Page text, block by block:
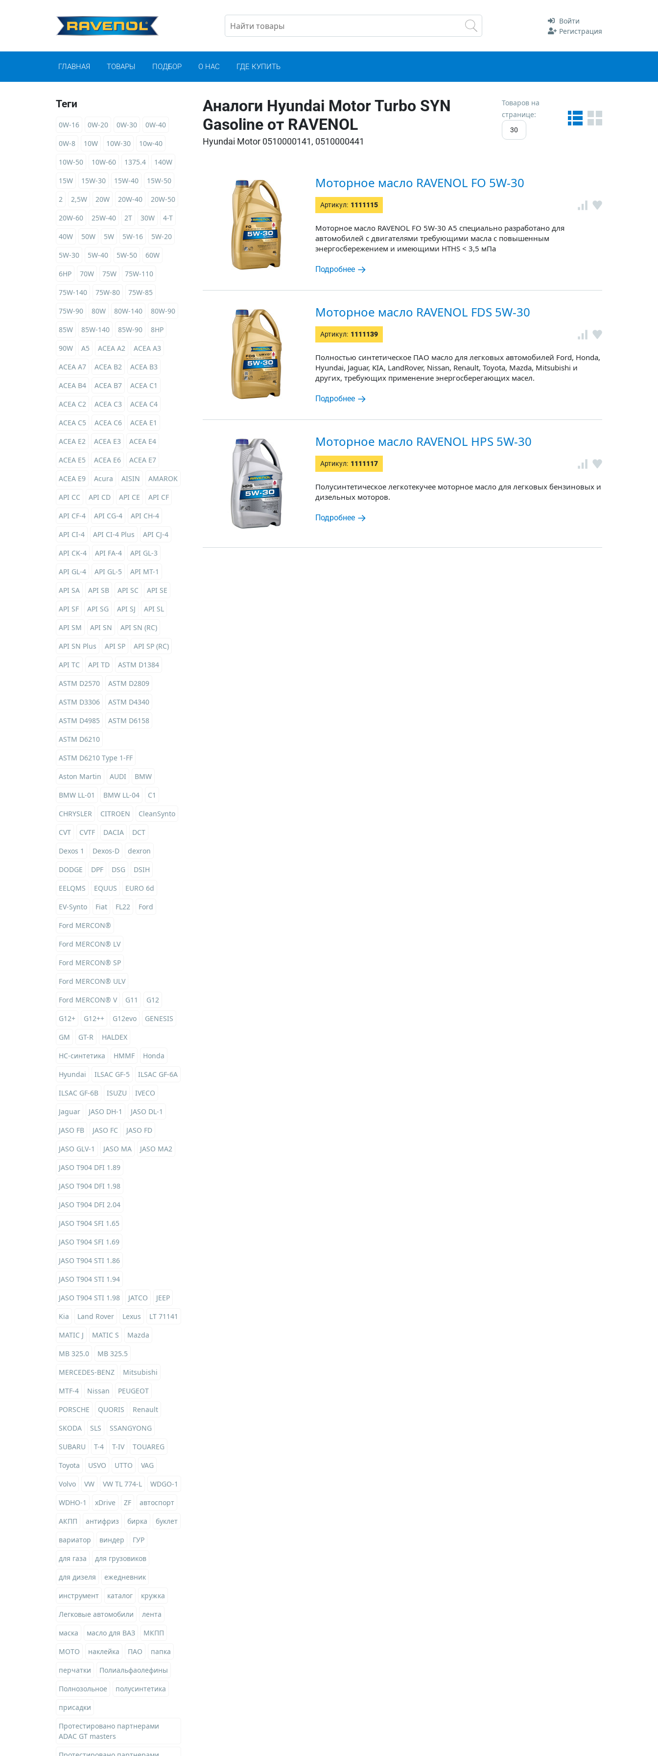
Войти
Регистрация
ГЛАВНАЯ ТОВАРЫ ПОДБОР О НАС ГДЕ КУПИТЬ
Теги
0W-16 0W-20 0W-30
0W-40
0W-8
10W 10W-30
10w-40
10W-50
10W-60 1375.4
140W
15W
15W-30 15W-40
15W-50
2
2,5W 20W 20W-40
20W-50
20W-60
25W-40 2T 30W
4-T
40W
50W 5W 5W-16
5W-20
5W-30
5W-40 5W-50
60W
6HP
70W 75W
75W-110
75W-140
75W-80
75W-85
75W-90
80W 80W-140
80W-90
85W
85W-140 85W-90
8HP
90W
A5 ACEA A2
ACEA A3
ACEA A7
ACEA B2
ACEA B3
ACEA B4
ACEA B7
ACEA C1
ACEA C2
ACEA C3
ACEA C4
ACEA C5
ACEA C6
ACEA E1
ACEA E2
ACEA E3
ACEA E4
ACEA E5
ACEA E6
ACEA E7
ACEA E9
Acura AISIN
AMAROK
API CC
API CD API CE
API CF
API CF-4
API CG-4
API CH-4
API CI-4
API CI-4 Plus
API CJ-4
API CK-4
API FA-4
API GL-3
API GL-4
API GL-5
API MT-1
API SA
API SB API SC
API SE
API SF
API SG API SJ
API SL
API SM
API SN
API SN (RC)
API SN Plus
API SP
API SP (RC)
API TC
API TD
ASTM D1384
ASTM D2570
ASTM D2809
ASTM D3306
ASTM D4340
ASTM D4985
ASTM D6158
ASTM D6210
ASTM D6210 Type 1-FF
Aston Martin
AUDI
BMW
BMW LL-01
BMW LL-04
C1
CHRYSLER
CITROEN
CleanSynto
CVT
CVTF DACIA
DCT
Dexos 1
Dexos-D
dexron
DODGE
DPF DSG
DSIH
EELQMS
EQUUS
EURO 6d
EV-Synto
Fiat FL22
Ford
Ford MERCON®
Ford MERCON® LV
Ford MERCON® SP
Ford MERCON® ULV
Ford MERCON® V
G11
G12
G12+
G12++ G12evo
GENESIS
GM
GT-R
HALDEX
HC-синтетика
HMMF
Honda
Hyundai
ILSAC GF-5
ILSAC GF-6A
ILSAC GF-6B
ISUZU
IVECO
Jaguar
JASO DH-1
JASO DL-1
JASO FB
JASO FC
JASO FD
JASO GLV-1
JASO MA
JASO MA2
JASO T904 DFI 1.89
JASO T904 DFI 1.98
JASO T904 DFI 2.04
JASO T904 SFI 1.65
JASO T904 SFI 1.69
JASO T904 STI 1.86
JASO T904 STI 1.94
JASO T904 STI 1.98
JATCO
JEEP
Kia
Land Rover Lexus
LT 71141
MATIC J
MATIC S
Mazda
MB 325.0
MB 325.5
MERCEDES-BENZ
Mitsubishi
MTF-4
Nissan
PEUGEOT
PORSCHE
QUORIS
Renault
SKODA
SLS
SSANGYONG
SUBARU
T-4 T-IV
TOUAREG
Toyota
USVO UTTO
VAG
Volvo
VW VW TL 774-L
WDGO-1
WDHO-1
xDrive ZF
автоспорт
АКПП
антифриз бирка
буклет
вариатор
виндер
ГУР
для газа
для грузовиков
для дизеля
ежедневник
инструмент
каталог
кружка
Легковые автомобили
лента
маска
масло для ВАЗ
МКПП
МОТО
наклейка ПАО
папка
перчатки
Полиальфаолефины
Полнозольное
полусинтетика
присадки
Протестировано партнерами
ADAC GT masters
Аналоги Hyundai Motor Turbo SYN
Gasoline от RAVENOL
Hyundai Motor 0510000141, 0510000441
Товаров на
странице:
30
Моторное масло RAVENOL FO 5W-30
Артикул: 1111115
Моторное масло RAVENOL FO 5W-30 A5 специально разработано для
автомобилей с двигателями требующими масла с повышенным
энергосбережением и имеющими HTHS < 3,5 мПа
Подробнее
Моторное масло RAVENOL FDS 5W-30
Артикул: 1111139
Полностью синтетическое ПАО масло для легковых автомобилей Ford, Honda,
Hyundai, Jaguar, KIA, LandRover, Nissan, Renault, Toyota, Mazda, Mitsubishi и
других, требующих применение энергосберегающих масел.
Подробнее
Моторное масло RAVENOL HPS 5W-30
Артикул: 1111117
Полусинтетическое легкотекучее моторное масло для легковых бензиновых и
дизельных моторов.
Подробнее